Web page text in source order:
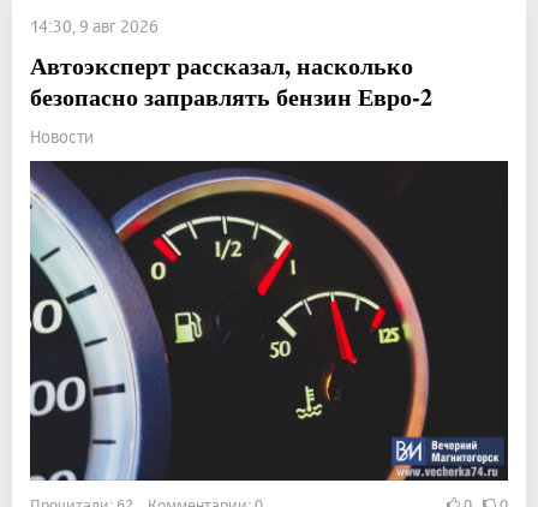
14:30, 9 авг 2026
Автоэксперт рассказал, насколько
безопасно заправлять бензин Евро-2
Новости